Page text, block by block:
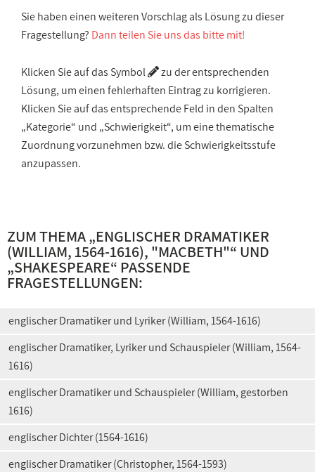
Sie haben einen weiteren Vorschlag als Lösung zu dieser
Fragestellung? Dann teilen Sie uns das bitte mit!
Klicken Sie auf das Symbol
zu der entsprechenden
Lösung, um einen fehlerhaften Eintrag zu korrigieren.
Klicken Sie auf das entsprechende Feld in den Spalten
„Kategorie“ und „Schwierigkeit“, um eine thematische
Zuordnung vorzunehmen bzw. die Schwierigkeitsstufe
anzupassen.
ZUM THEMA „ENGLISCHER DRAMATIKER
(WILLIAM, 1564-1616), "MACBETH"“ UND
„SHAKESPEARE“ PASSENDE
FRAGESTELLUNGEN:
englischer Dramatiker und Lyriker (William, 1564-1616)
englischer Dramatiker, Lyriker und Schauspieler (William, 1564-
1616)
englischer Dramatiker und Schauspieler (William, gestorben
1616)
englischer Dichter (1564-1616)
englischer Dramatiker (Christopher, 1564-1593)